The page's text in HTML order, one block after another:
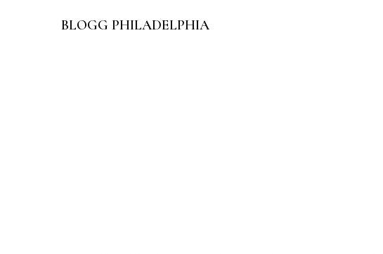
BLOGG PHILADELPHIA